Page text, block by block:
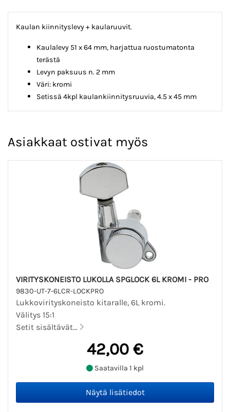
Kaulan kiinnityslevy + kaularuuvit.
Kaulalevy 51 x 64 mm, harjattua ruostumatonta
terästä
Levyn paksuus n. 2 mm
Väri: kromi
Setissä 4kpl kaulankiinnitysruuvia, 4.5 x 45 mm
Asiakkaat ostivat myös
VIRITYSKONEISTO LUKOLLA SPGLOCK 6L KROMI - PRO
9830-UT-7-6LCR-LOCKPRO
Lukkovirityskoneisto kitaralle, 6L kromi.
Välitys 15:1
Setit sisältävät...
42,00 €
Saatavilla 1 kpl